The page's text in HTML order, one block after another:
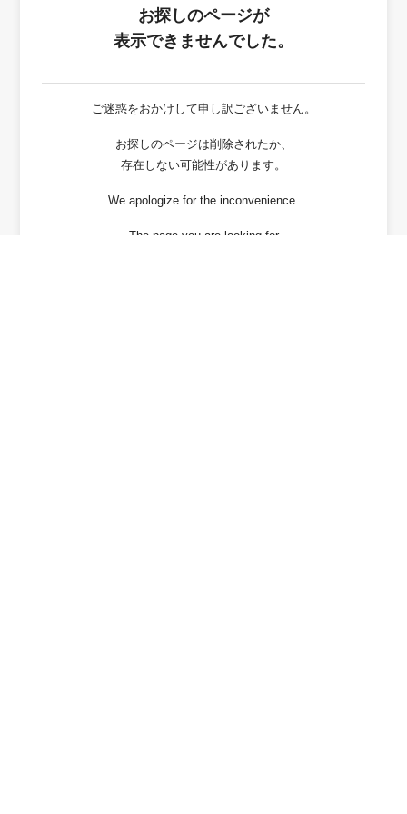
お探しのページが
表示できませんでした。
ご迷惑をおかけして申し訳ございません。
お探しのページは削除されたか、
存在しない可能性があります。
We apologize for the inconvenience.
The page you are looking for